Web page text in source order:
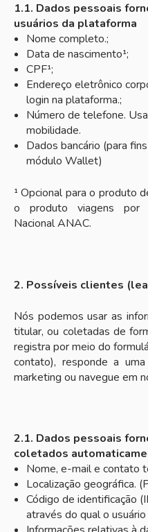
1.1. Dados pessoais
usuários da plataforma
Nome completo.;
Data de nascimento¹;
CPF¹;
Endereço eletrônico
login na plataforma.;
Número de telefone.
mobilidade.
Dados bancário (para
módulo Wallet)
¹ Opcional para o produto
o produto viagens por
Nacional ANAC.
2. Possíveis clientes
Nós podemos usar as
titular, ou coletadas de
registra por meio do
contato), responde a
marketing ou navegue em
2.1. Dados pessoais
coletados
Nome, e-mail e contato
Localização geográfica.
Código de identificação
através do qual o